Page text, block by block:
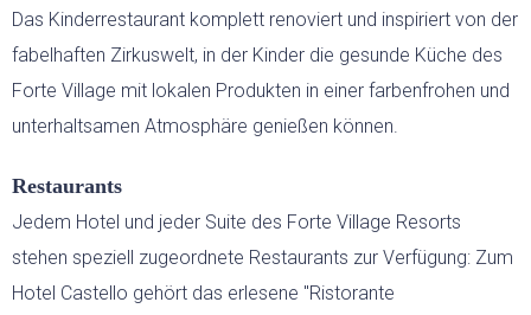
Das Kinderrestaurant komplett renoviert und inspiriert von der
fabelhaften Zirkuswelt, in der Kinder die gesunde Küche des
Forte Village mit lokalen Produkten in einer farbenfrohen und
unterhaltsamen Atmosphäre genießen können.
Restaurants
Jedem Hotel und jeder Suite des Forte Village Resorts
stehen speziell zugeordnete Restaurants zur Verfügung: Zum
Hotel Castello gehört das erlesene "Ristorante